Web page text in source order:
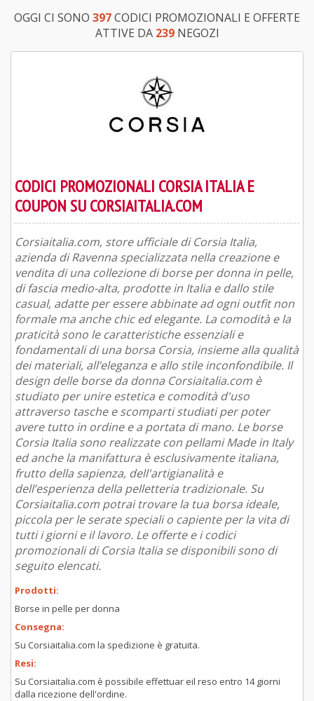
OGGI CI SONO 397CODICI PROMOZIONALI E OFFERTE
ATTIVE DA 239NEGOZI
CODICI PROMOZIONALI CORSIA ITALIA E
COUPON SU CORSIAITALIA.COM
Corsiaitalia.com, store ufficiale di Corsia Italia,
azienda di Ravenna specializzata nella creazione e
vendita di una collezione di borse per donna in pelle,
di fascia medio-alta, prodotte in Italia e dallo stile
casual, adatte per essere abbinate ad ogni outfit non
formale ma anche chic ed elegante. La comodità e la
praticità sono le caratteristiche essenziali e
fondamentali di una borsa Corsia, insieme alla qualità
dei materiali, all’eleganza e allo stile inconfondibile. Il
design delle borse da donna Corsiaitalia.com è
studiato per unire estetica e comodità d'uso
attraverso tasche e scomparti studiati per poter
avere tutto in ordine e a portata di mano. Le borse
Corsia Italia sono realizzate con pellami Made in Italy
ed anche la manifattura è esclusivamente italiana,
frutto della sapienza, dell'artigianalità e
dell’esperienza della pelletteria tradizionale. Su
Corsiaitalia.com potrai trovare la tua borsa ideale,
piccola per le serate speciali o capiente per la vita di
tutti i giorni e il lavoro. Le offerte e i codici
promozionali di Corsia Italia se disponibili sono di
seguito elencati.
Prodotti:
Borse in pelle per donna
Consegna:
Su Corsiaitalia.com la spedizione è gratuita.
Resi:
Su Corsiaitalia.com è possibile effettuar eil reso entro 14 giorni
dalla ricezione dell'ordine.